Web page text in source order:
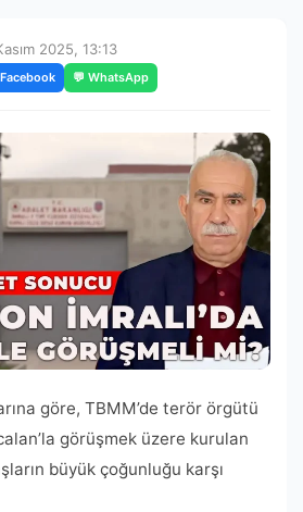
2025, 13:13
💬 WhatsApp
göre, TBMM’de terör örgütü
görüşmek üzere kurulan
büyük çoğunluğu karşı